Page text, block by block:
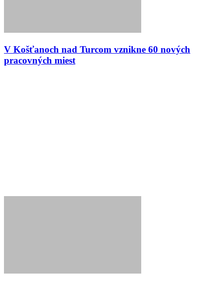
V Košťanoch nad Turcom vznikne 60 nových
pracovných miest